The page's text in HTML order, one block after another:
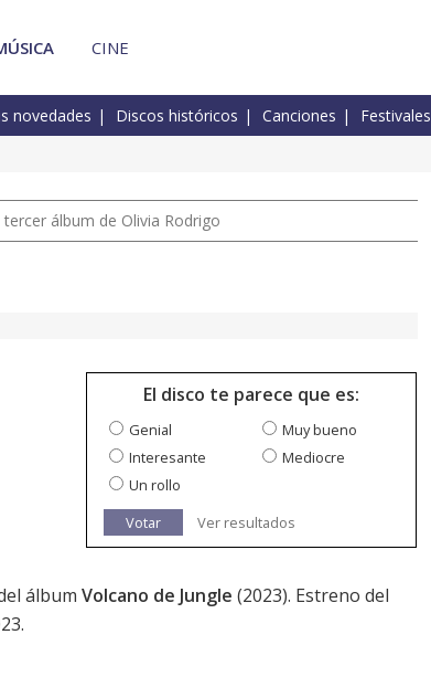
CINE
novedades Discos históricos Canciones Festivales
álbum de Olivia Rodrigo
El disco te parece que es:
Genial
Muy bueno
Interesante
Mediocre
Un rollo
Votar
Ver resultados
álbum Volcano de Jungle (2023). Estreno del